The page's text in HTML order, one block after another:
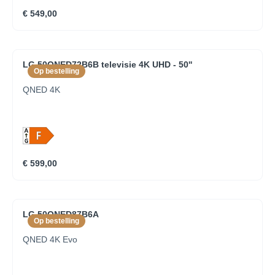
€ 549,00
Op bestelling
LG 50QNED72B6B televisie 4K UHD - 50''
QNED 4K
€ 599,00
Op bestelling
LG 50QNED87B6A
QNED 4K Evo